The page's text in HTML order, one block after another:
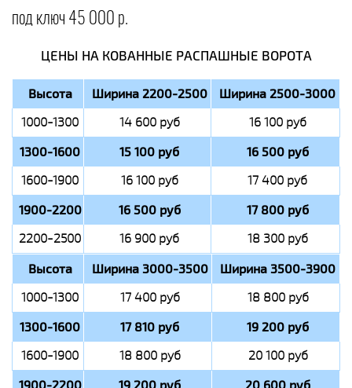
под ключ 45 000 р.
ЦЕНЫ НА КОВАННЫЕ РАСПАШНЫЕ ВОРОТА
Высота Ширина 2200-2500 Ширина 2500-3000
1000-1300 14 600 руб 16 100 руб
1300-1600 15 100 руб 16 500 руб
1600-1900 16 100 руб 17 400 руб
1900-2200 16 500 руб 17 800 руб
2200-2500 16 900 руб 18 300 руб
Высота Ширина 3000-3500 Ширина 3500-3900
1000-1300 17 400 руб 18 800 руб
1300-1600 17 810 руб 19 200 руб
1600-1900 18 800 руб 20 100 руб